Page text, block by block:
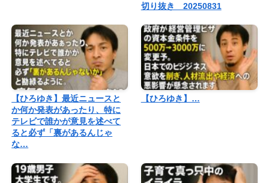
切り抜き 20250831
【ひろゆき】最近ニュースと
か何か発表があったり、特に
テレビで誰かが意見を述べて
ると必ず「裏があるんじゃ
な…
【ひろゆき】…